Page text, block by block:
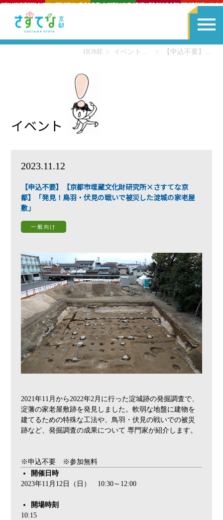
HOME
イベント
2023.11.12
【申込不要】【京都市埋蔵文化財研究所×さすてな京
都】「発見！鳥羽・伏見の戦いで被災した淀城の家老屋
敷」
一般向け
2021年11月から2022年2月に行った淀城跡の発掘調査で、
淀藩の家老屋敷跡を発見しました。軟弱な地盤に建物を
建てるための特殊な工法や、鳥羽・伏見の戦いでの被災
跡など、発掘調査の成果について 専門家が紹介します。
※申込不要 ※参加無料
開催日時
2023年11月12日（日） 10:30～12:00
開場時刻
10:15